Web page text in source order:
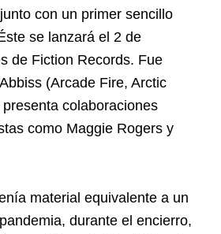
con un primer sencillo
se lanzará el 2 de
de Fiction Records. Fue
(Arcade Fire, Arctic
colaboraciones
como Maggie Rogers y
material equivalente a un
durante el encierro,